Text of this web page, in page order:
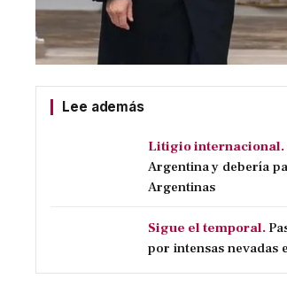
Lee además
Litigio internacional.
Argentina y debería
Argentinas
Sigue el temporal.
por intensas nevadas